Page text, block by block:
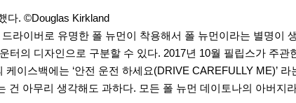
다. ©Douglas Kirkland
라이버로 유명한 폴 뉴먼이 착용해서 폴 뉴먼이라는 별명이
의 디자인으로 구분할 수 있다. 2017년 10월 필립스가 주관
이스백에는 ‘안전 운전 하세요(DRIVE CAREFULLY ME)’ 라
아무리 생각해도 과하다. 모든 폴 뉴먼 데이토나의 아버지